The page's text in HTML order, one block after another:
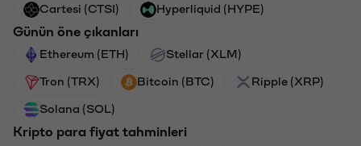
Cartesi (CTSI) Hyperliquid (HYPE)
Günün öne çıkanları
Ethereum (ETH) Stellar (XLM)
Tron (TRX) Bitcoin (BTC) Ripple (XRP)
Solana (SOL)
Kripto para fiyat tahminleri